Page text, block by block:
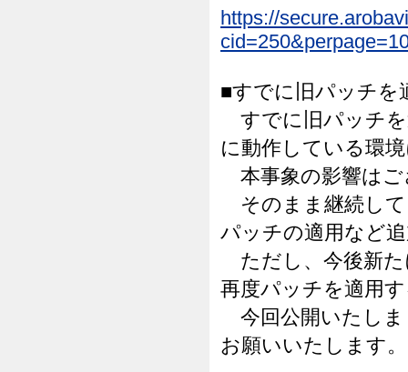
https://
■すでに旧パッチを
すでに旧パッチを
に動作している環
本事象の影響はご
そのまま継続して
パッチの適用など
ただし、今後新た
再度パッチを適用
今回公開いたしま
お願いいたします。